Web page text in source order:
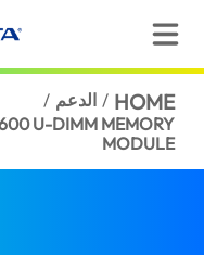
HOME
/ الدعم /
U-DIMM MEMORY
MODULE